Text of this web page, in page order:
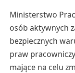
Ministerstwo
osób aktywnych
bezpiecznych
praw
mające na celu